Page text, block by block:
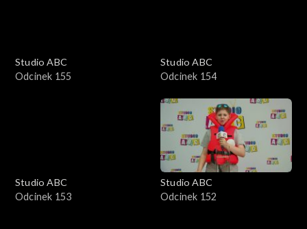
Studio ABC
Odcinek 155
Studio ABC
Odcinek 154
Studio ABC
Odcinek 153
Studio ABC
Odcinek 152